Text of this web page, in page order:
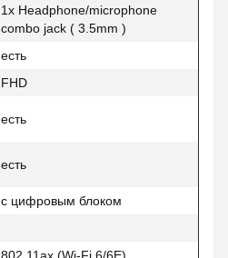
1x Headphone/microphone
combo jack ( 3.5mm )
есть
FHD
есть
есть
с цифровым блоком
802.11ax (Wi-Fi 6/6E)